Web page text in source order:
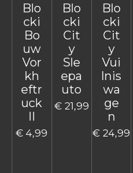
Blo
cki
Bo
uw
Vor
kh
eftr
uck
II
€ 4,99
Blo
cki
Cit
y
Sle
epa
uto
€ 21,99
Blo
cki
Cit
y
Vui
lnis
wa
ge
n
€ 24,99